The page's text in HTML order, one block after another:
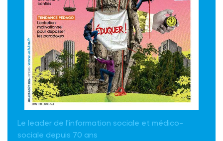
Le leader de l'information sociale et médico-
sociale depuis 70 ans